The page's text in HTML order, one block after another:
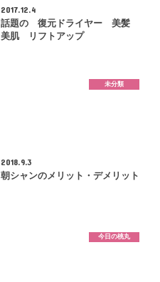
2017.12.4
話題の 復元ドライヤー 美髪
美肌 リフトアップ
未分類
2018.9.3
朝シャンのメリット・デメリット
今日の桃丸